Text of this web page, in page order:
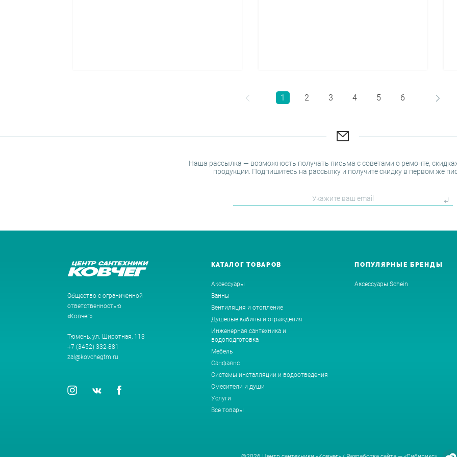
1 2 3 4 5 6
Наша рассылка — возможность получать письма с советами о ремонте,
продукции. Подпишитесь на рассылку и получите скидку в первом же
Общество с ограниченной
ответственностью
«Ковчег»
Тюмень, ул. Широтная, 113
+7 (3452) 332-881
zal@kovchegtm.ru
КАТАЛОГ ТОВАРОВ
Аксессуары
Ванны
Вентиляция и отопление
Душевые кабины и ограждения
Инженерная сантехника и
водоподготовка
Мебель
Санфаянс
Системы инсталляции и водоотведения
Смесители и души
Услуги
Все товары
ПОПУЛЯРНЫЕ БРЕНДЫ
Аксессуары Schein